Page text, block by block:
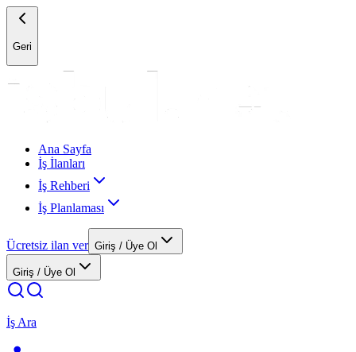
Geri
Ana Sayfa
İş İlanları
İş Rehberi
İş Planlaması
Ücretsiz ilan ver Giriş / Üye Ol
Giriş / Üye Ol
İş Ara